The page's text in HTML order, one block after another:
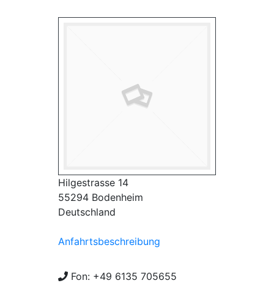
Hilgestrasse 14
55294 Bodenheim
Deutschland
Anfahrtsbeschreibung
Fon: +49 6135 705655